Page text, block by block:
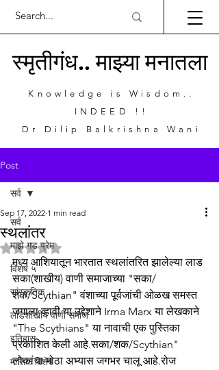
स्मृतीगंध.. माझ्या मनातला
Knowledge is Wisdom..
INDEED !!
Dr Dilip Balkrishna Wani
Post
सर्व
माझे गड प्रेम
विशेष ५
सांस्कृतिक
लाडशाखीय वाणी समाज
इतिहास
मासिक विशेष
सर्व
स्थलांतर
Sep 17, 2022 1 min read
Rated NaN out of 5 stars.
मध्य आशियातून भारतात स्थलांतरित झालेल्या लाड
सका(शाखीय) वाणी समाजाच्या "सका/
शक/Scythian" वंशाच्या पूर्वजांची ओळख समस्त
जगाला व्हावी या उद्देशाने Irma Marx या लेखकाने
"The Scythians" या नावाची एक पुस्तिका
प्रकाशित केली आहे.सका/शक/Scythian"
लोकांचा मोठा अभ्यास जगभर चालू आहे.रोज